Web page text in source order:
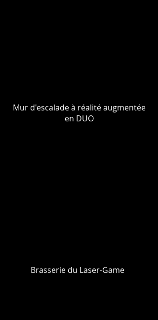
Mur d'escalade à réalité augmentée
en DUO
Brasserie du Laser-Game